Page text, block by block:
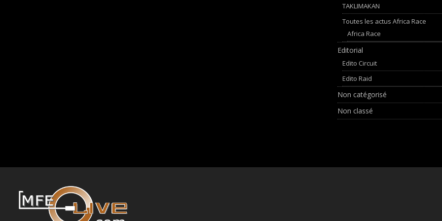
TAKLIMAKAN
Toutes les actus Africa Race
Africa Race
Editorial
Edito Circuit
Edito Raid
Non catégorisé
Non classé